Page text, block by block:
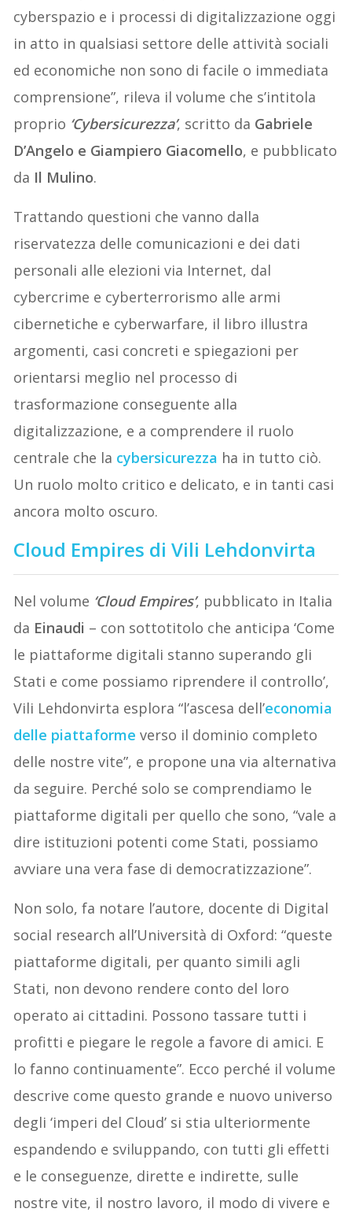
cyberspazio e i processi di digitalizzazione oggi
in atto in qualsiasi settore delle attività sociali
ed economiche non sono di facile o immediata
comprensione”, rileva il volume che s’intitola
proprio ‘Cybersicurezza’, scritto da Gabriele
D’Angelo e Giampiero Giacomello, e pubblicato
da Il Mulino.
Trattando questioni che vanno dalla
riservatezza delle comunicazioni e dei dati
personali alle elezioni via Internet, dal
cybercrime e cyberterrorismo alle armi
cibernetiche e cyberwarfare, il libro illustra
argomenti, casi concreti e spiegazioni per
orientarsi meglio nel processo di
trasformazione conseguente alla
digitalizzazione, e a comprendere il ruolo
centrale che la cybersicurezza ha in tutto ciò.
Un ruolo molto critico e delicato, e in tanti casi
ancora molto oscuro.
Cloud Empires di Vili Lehdonvirta
Nel volume ‘Cloud Empires’, pubblicato in Italia
da Einaudi – con sottotitolo che anticipa ‘Come
le piattaforme digitali stanno superando gli
Stati e come possiamo riprendere il controllo’,
Vili Lehdonvirta esplora “l’ascesa dell’economia
delle piattaforme verso il dominio completo
delle nostre vite”, e propone una via alternativa
da seguire. Perché solo se comprendiamo le
piattaforme digitali per quello che sono, “vale a
dire istituzioni potenti come Stati, possiamo
avviare una vera fase di democratizzazione”.
Non solo, fa notare l’autore, docente di Digital
social research all’Università di Oxford: “queste
piattaforme digitali, per quanto simili agli
Stati, non devono rendere conto del loro
operato ai cittadini. Possono tassare tutti i
profitti e piegare le regole a favore di amici. E
lo fanno continuamente”. Ecco perché il volume
descrive come questo grande e nuovo universo
degli ‘imperi del Cloud’ si stia ulteriormente
espandendo e sviluppando, con tutti gli effetti
e le conseguenze, dirette e indirette, sulle
nostre vite, il nostro lavoro, il modo di vivere e